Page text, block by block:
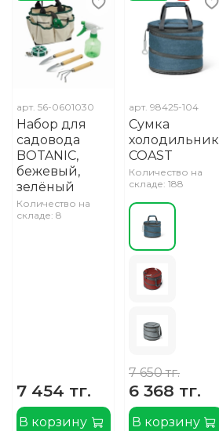
арт. 56-0601030
Набор для
садовода
BOTANIC,
бежевый,
зелёный
Количество на
складе: 8
7 454 тг.
В корзину
арт.98425-104
Сумка
холодильник
COAST
Количество на
складе: 188
7 650 тг.
6 368 тг.
В корзину